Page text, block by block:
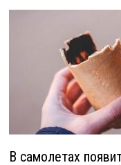
В самолетах